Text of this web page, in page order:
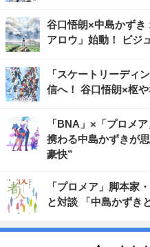
谷口悟朗×中島かずき
アロウ」始動！ ビジ
「スケートリーディ
信へ！ 谷口悟朗×枢
「BNA」×「プロメ
携わる中島かずきが
豪快”
「プロメア」脚本家
と対談 「中島かずき